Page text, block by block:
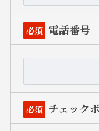
必須 電話番号
必須 チェック